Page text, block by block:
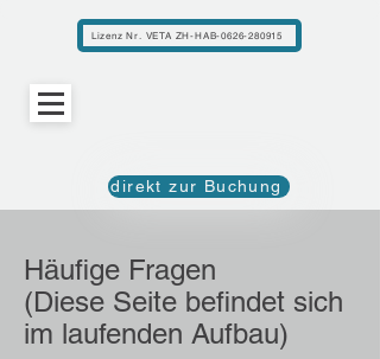
Lizenz Nr. VETA ZH-HAB-0626-280915
direkt zur Buchung
Häufige Fragen
(Diese Seite befindet sich
im laufenden Aufbau)